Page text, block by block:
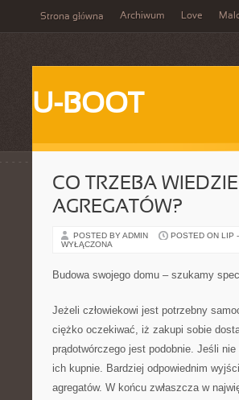
Strona główna Archiwum Love
U-BOOT
CO TRZEBA
AGREGATÓW?
POSTED BY ADMIN POSTED ON LIP
WYŁĄCZONA
Budowa swojego domu – szukamy
Jeżeli człowiekowi jest potrzebny
ciężko oczekiwać, iż zakupi sobie
prądotwórczego jest podobnie. Jeśli
ich kupnie. Bardziej odpowiednim
agregatów. W końcu zwłaszcza w